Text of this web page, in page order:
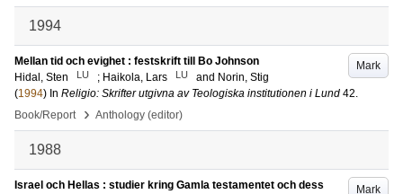
1994
Mark
Mellan tid och evighet : festskrift till Bo Johnson
Hidal, Sten
LU ; Haikola, Lars LU and Norin, Stig
(1994) In Religio: Skrifter utgivna av Teologiska institutionen i Lund 42.
Book/Report
› Anthology (editor)
1988
Mark
Israel och Hellas : studier kring Gamla testamentet och dess